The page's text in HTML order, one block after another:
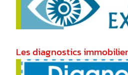
Les diagnostics